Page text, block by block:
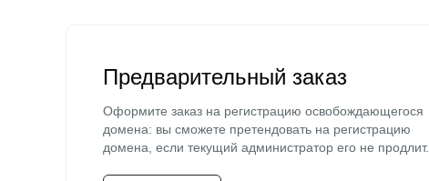
Предварительный заказ
Оформите заказ на регистрацию освобождающегося
домена: вы сможете претендовать на регистрацию
домена, если текущий администратор его не продлит.